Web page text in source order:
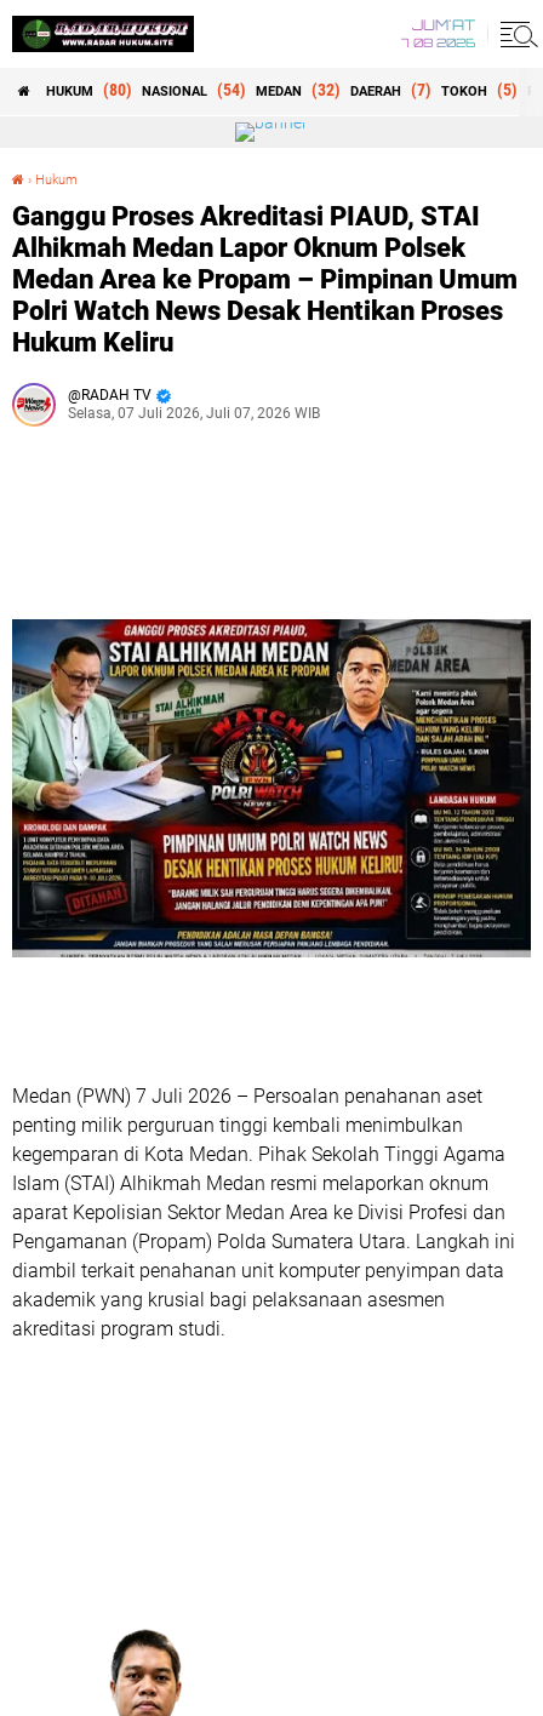
JUM'AT
7 08 2026
HUKUM (80) NASIONAL (54) MEDAN (32) DAERAH (7) TOKOH (5)
› Hukum
Ganggu Proses Akreditasi PIAUD, STAI
Alhikmah Medan Lapor Oknum Polsek
Medan Area ke Propam – Pimpinan Umum
Polri Watch News Desak Hentikan Proses
Hukum Keliru
RADAH TV
Selasa, 07 Juli 2026, Juli 07, 2026 WIB
Medan (PWN) 7 Juli 2026 – Persoalan penahanan aset
penting milik perguruan tinggi kembali menimbulkan
kegemparan di Kota Medan. Pihak Sekolah Tinggi Agama
Islam (STAI) Alhikmah Medan resmi melaporkan oknum
aparat Kepolisian Sektor Medan Area ke Divisi Profesi dan
Pengamanan (Propam) Polda Sumatera Utara. Langkah ini
diambil terkait penahanan unit komputer penyimpan data
akademik yang krusial bagi pelaksanaan asesmen
akreditasi program studi.